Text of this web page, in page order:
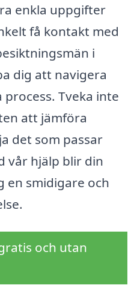
enkla uppgifter
få kontakt med
i
dig att navigera
Tveka inte
att jämföra
det som passar
vår hjälp blir din
en smidigare och
och utan